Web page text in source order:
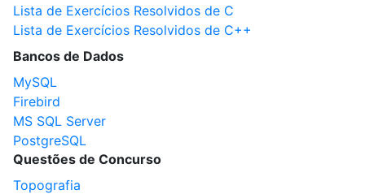
Lista de Exercícios Resolvidos de C
Lista de Exercícios Resolvidos de C++
Bancos de Dados
MySQL
Firebird
MS SQL Server
PostgreSQL
Questões de Concurso
Topografia